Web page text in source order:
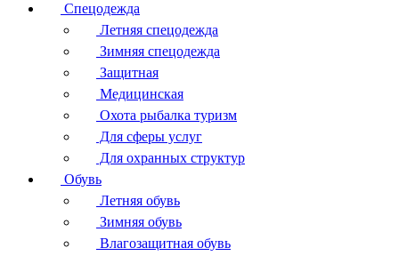
Спецодежда
Летняя спецодежда
Зимняя спецодежда
Защитная
Медицинская
Охота рыбалка туризм
Для сферы услуг
Для охранных структур
Обувь
Летняя обувь
Зимняя обувь
Влагозащитная обувь